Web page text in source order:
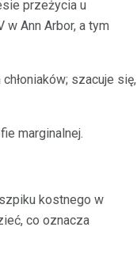
przeżycia u
w Ann Arbor, a tym
szacuje się,
marginalnej.
kostnego w
co oznacza